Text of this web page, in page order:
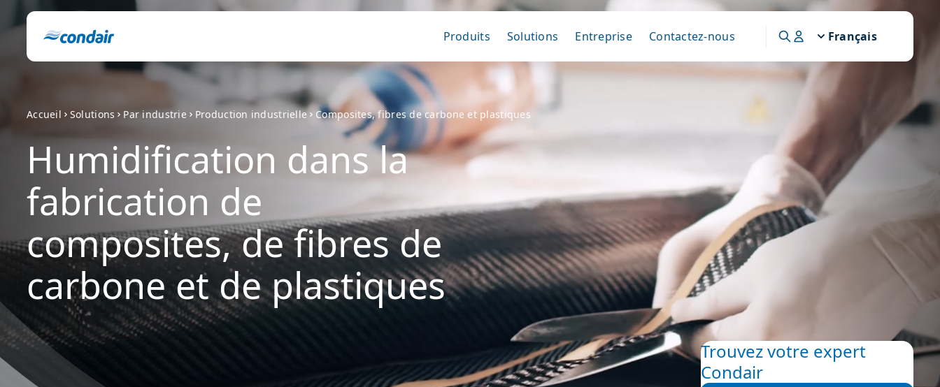
Produits Solutions Entreprise Contactez-nous Français
Accueil Solutions Par industrie Production industrielle Composites, fibres de carbone et plastiques
Humidification dans la
fabrication de
composites, de fibres de
carbone et de plastiques
Trouvez votre expert
Condair